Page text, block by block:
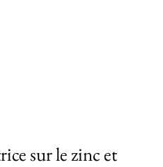
sur le zinc et